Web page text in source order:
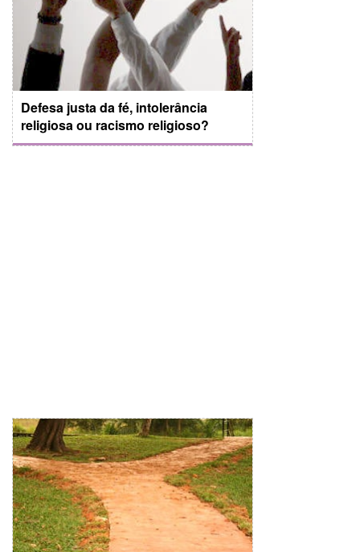
Defesa justa da fé, intolerância
religiosa ou racismo religioso?